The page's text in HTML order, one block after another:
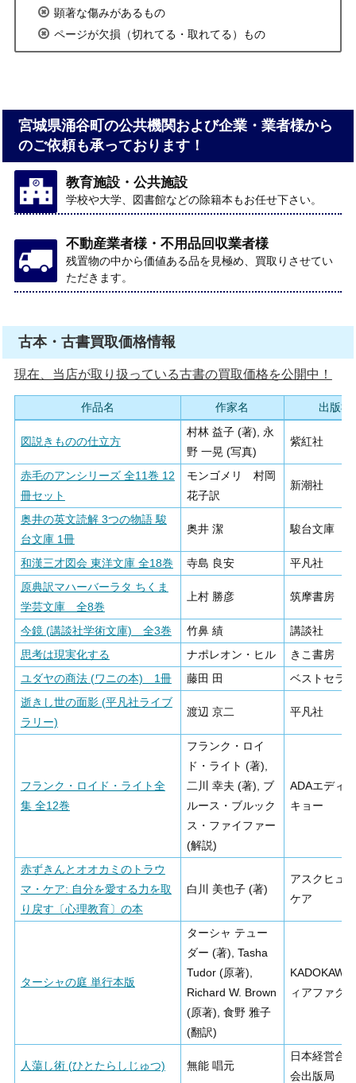
顕著な傷みがあるもの
ページが欠損（切れてる・取れてる）もの
宮城県涌谷町の公共機関および企業・業者様から
のご依頼も承っております！
教育施設・公共施設
学校や大学、図書館などの除籍本もお任せ下さい。
不動産業者様・不用品回収業者様
残置物の中から価値ある品を見極め、買取りさせてい
ただきます。
古本・古書買取価格情報
現在、当店が取り扱っている古書の買取価格を公開中！
作品名 作家名 出版社
図説きものの仕立方
村林 益子 (著), 永
野 一晃 (写真)
紫紅社
赤毛のアンシリーズ 全11巻 12
冊セット
モンゴメリ 村岡
花子訳
新潮社
奥井の英文読解 3つの物語 駿
台文庫 1冊
奥井 潔 駿台文庫
和漢三才図会 東洋文庫 全18巻 寺島 良安
平凡社
原典訳マハーバーラタ ちくま
学芸文庫 全8巻
上村 勝彦 筑摩書房
今鏡 (講談社学術文庫) 全3巻 竹鼻 績
講談社
思考は現実化する
ナポレオン・ヒル
きこ書房
ユダヤの商法 (ワニの本) 1冊
藤田 田
ベストセラ
逝きし世の面影 (平凡社ライブ
ラリー)
渡辺 京二 平凡社
フランク・ロイド・ライト全
集 全12巻
フランク・ロイ
ド・ライト (著),
二川 幸夫 (著), ブ
ルース・ブルック
ス・ファイファー
(解説)
ADAエディ
キョー
赤ずきんとオオカミのトラウ
マ・ケア: 自分を愛する力を取
り戻す〔心理教育〕の本
白川 美也子 (著)
アスクヒュ
ケア
ターシャの庭 単行本版
ターシャ テュー
ダー (著), Tasha
Tudor (原著),
Richard W. Brown
(原著), 食野 雅子
(翻訳)
ィアファク
人蕩し術 (ひとたらしじゅつ) 無能 唱元
日本経営合
会出版局